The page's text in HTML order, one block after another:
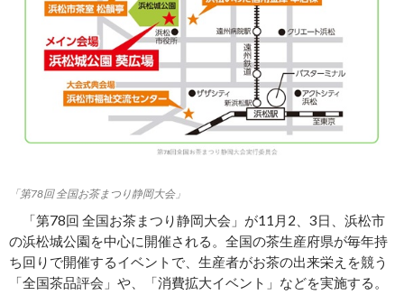
「第78回 全国お茶まつり静岡大会」
「第78回 全国お茶まつり静岡大会」が11月2、3日、浜松市
の浜松城公園を中心に開催される。全国の茶生産府県が毎年持
ち回りで開催するイベントで、生産者がお茶の出来栄えを競う
「全国茶品評会」や、「消費拡大イベント」などを実施する。